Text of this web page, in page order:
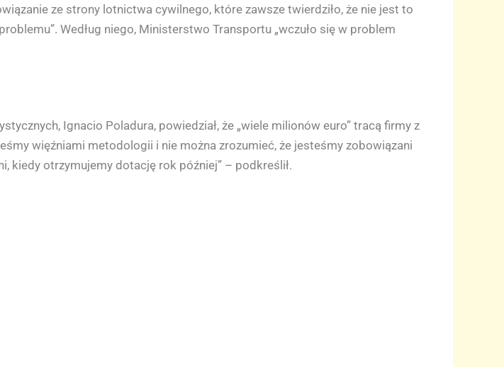
ze strony lotnictwa cywilnego, które zawsze twierdziło, że nie jest to
Według niego, Ministerstwo Transportu „wczuło się w problem
Ignacio Poladura, powiedział, że „wiele milionów euro” tracą firmy z
więźniami metodologii i nie można zrozumieć, że jesteśmy zobowiązani
kiedy otrzymujemy dotację rok później” – podkreślił.